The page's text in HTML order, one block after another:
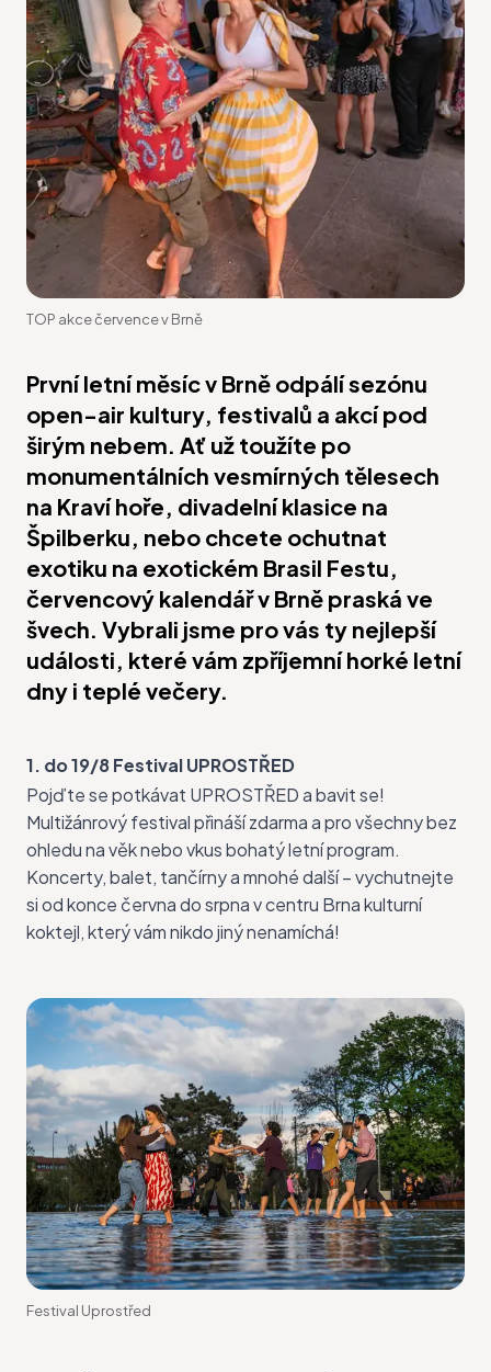
TOP akce července v Brně
První letní měsíc v Brně odpálí sezónu
open-air kultury, festivalů a akcí pod
širým nebem. Ať už toužíte po
monumentálních vesmírných tělesech
na Kraví hoře, divadelní klasice na
Špilberku, nebo chcete ochutnat
exotiku na exotickém Brasil Festu,
červencový kalendář v Brně praská ve
švech. Vybrali jsme pro vás ty nejlepší
události, které vám zpříjemní horké letní
dny i teplé večery.
1. do 19/8 Festival UPROSTŘED
Pojďte se potkávat UPROSTŘEDa bavit se!
Multižánrový festival přináší zdarma a pro všechny bez
ohledu na věk nebo vkus bohatý letní program.
Koncerty, balet, tančírny a mnohé další – vychutnejte
si od konce června do srpna v centru Brna kulturní
koktejl, který vám nikdo jiný nenamíchá!
Festival Uprostřed